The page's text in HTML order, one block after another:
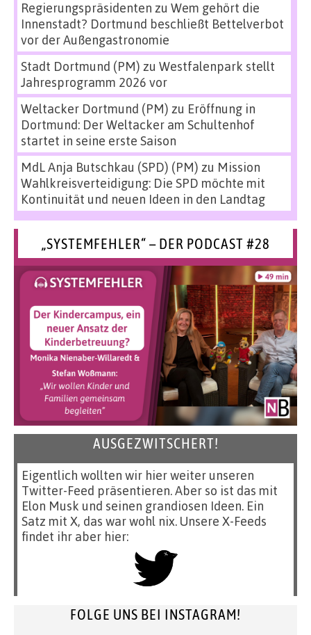
Regierungspräsidenten zu Wem gehört die
Innenstadt? Dortmund beschließt Bettelverbot
vor der Außengastronomie
Stadt Dortmund (PM) zu Westfalenpark stellt
Jahresprogramm 2026 vor
Weltacker Dortmund (PM) zu Eröffnung in
Dortmund: Der Weltacker am Schultenhof
startet in seine erste Saison
MdL Anja Butschkau (SPD) (PM) zu Mission
Wahlkreisverteidigung: Die SPD möchte mit
Kontinuität und neuen Ideen in den Landtag
„SYSTEMFEHLER“ – DER PODCAST #28
AUSGEZWITSCHERT!
Eigentlich wollten wir hier weiter unseren
Twitter-Feed präsentieren. Aber so ist das mit
Elon Musk und seinen grandiosen Ideen. Ein
Satz mit X, das war wohl nix. Unsere X-Feeds
findet ihr aber hier:
FOLGE UNS BEI INSTAGRAM!